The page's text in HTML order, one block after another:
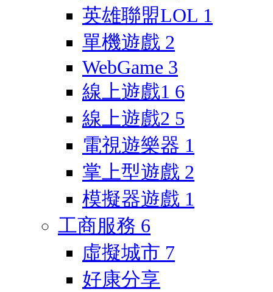
英雄聯盟LOL 1
單機遊戲 2
WebGame 3
線上遊戲1 6
線上遊戲2 5
電視遊樂器 1
掌上型遊戲 2
模擬器遊戲 1
工商服務 6
虛擬城市 7
好康分享